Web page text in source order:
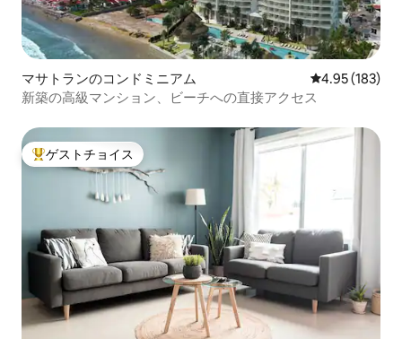
マサトランのコンドミニアム レビュー183
4.95 (183)
新築の高級マンション、ビーチへの直接アクセス
大好評のゲストチョイスです。
ゲストチョイス